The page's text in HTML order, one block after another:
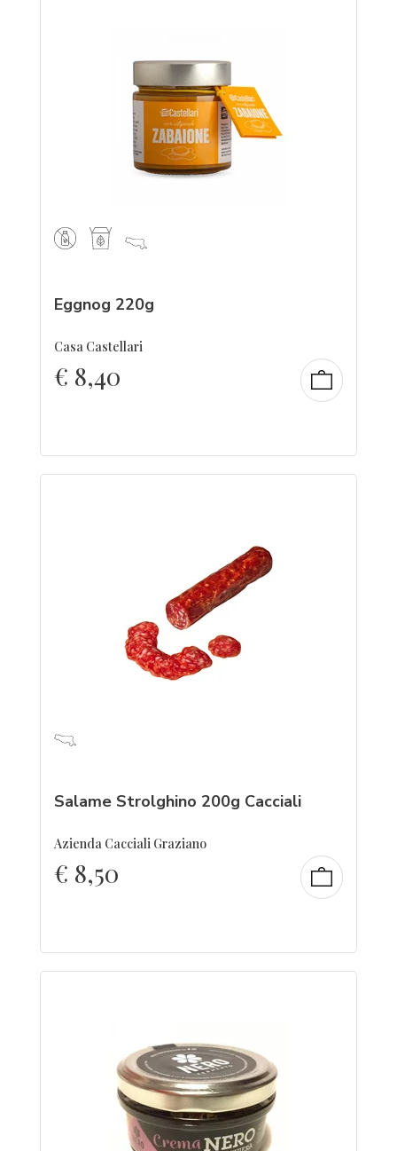
Eggnog 220g
Casa Castellari
€ 8,40
Salame Strolghino 200g Cacciali
Azienda Cacciali Graziano
€ 8,50